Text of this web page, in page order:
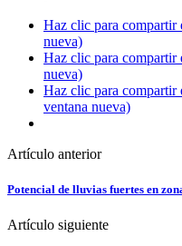
Haz clic para compartir
nueva)
Haz clic para compartir
nueva)
Haz clic para compartir
ventana nueva)
Artículo anterior
Potencial de lluvias fuertes en
Artículo siguiente